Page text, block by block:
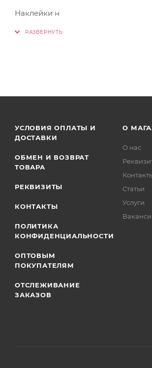
Наклейки н
УСЛОВИЯ ОПЛАТЫ И
ДОСТАВКИ
ОБМЕН И ВОЗВРАТ
ТОВАРА
РЕКВИЗИТЫ
КОНТАКТЫ
ПОЛИТИКА
КОНФИДЕНЦИАЛЬНОСТИ
ОПТОВЫМ
ПОКУПАТЕЛЯМ
ОТСЛЕЖИВАНИЕ
ЗАКАЗОВ
О
О нас
Статьи
Услуги